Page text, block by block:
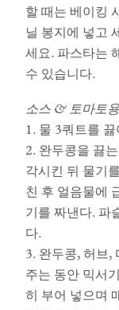
할 때는 베이킹
닐 봉지에 넣고
세요. 파스타는
수 있습니다.
소스 & 토마토용
1. 물 3쿼트를
2. 완두콩을 끓
각시킨 뒤 물기
친 후 얼음물에
기를 짜낸다. 파
다.
3. 완두콩, 허브,
주는 동안 믹서
히 부어 넣으며